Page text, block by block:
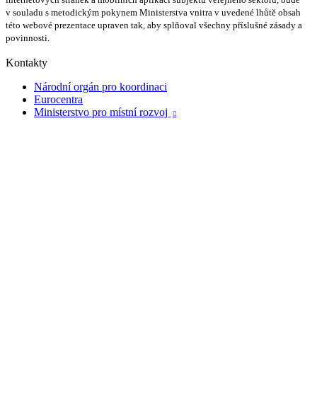
v souladu s metodickým pokynem Ministerstva vnitra v uvedené lhůtě obsah
této webové prezentace upraven tak, aby splňoval všechny příslušné zásady a
povinnosti.
Kontakty
Národní orgán pro koordinaci
Eurocentra
Ministerstvo pro místní rozvoj
